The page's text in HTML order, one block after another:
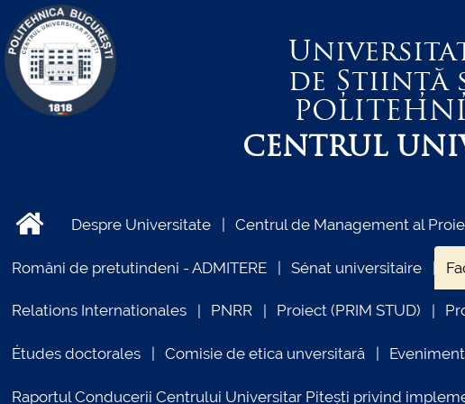
de Știință
CENTRUL
Despre Universitate Centrul de Management al
Români de pretutindeni - ADMITERE Sénat universitaire
Relations Internationales PNRR Proiect (PRIM STUD)
Études doctorales Comisie de etica unversitară
Raportul Conducerii Centrului Universitar Pitești privind